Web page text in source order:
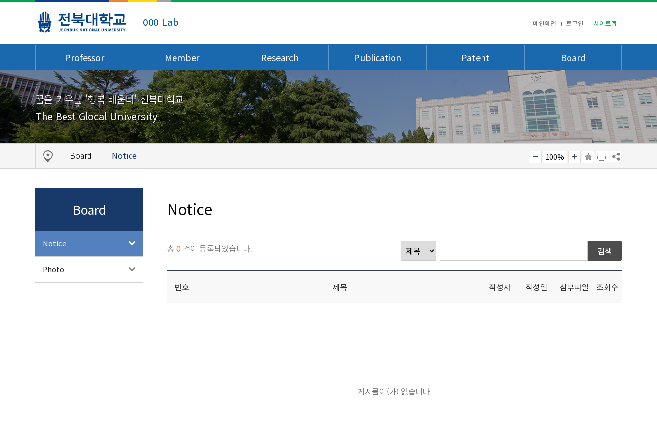
000 Lab 메인화면 로그인 사이트맵
Professor Member Research Publication Patent Board
꿈을 키우는 '행복 배움터' 전북대학교
The Best Glocal University
Board Notice 100%
Board
Notice
Photo
Notice
총 0 건이 등록되었습니다.
번호 제목 작성자 작성일 첨부파일 조회수
게시물이(가) 없습니다.